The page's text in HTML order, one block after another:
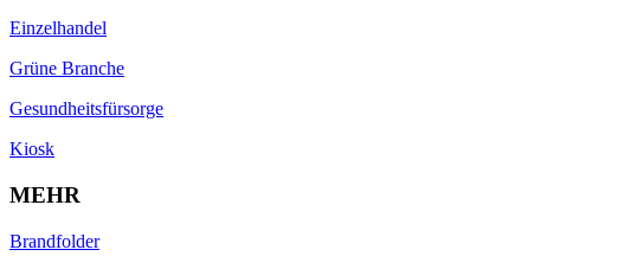
Einzelhandel
Grüne Branche
Gesundheitsfürsorge
Kiosk
MEHR
Brandfolder